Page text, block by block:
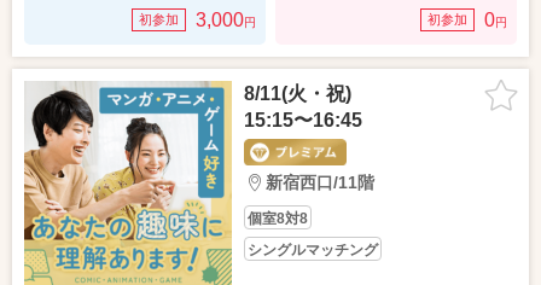
初参加 3,000円 初参加 0円
8/11(火・祝)
15:15〜16:45
新宿西口/11階
個室8対8
シングルマッチング